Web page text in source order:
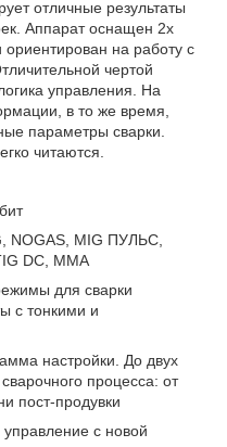
отличные результаты
Аппарат оснащен 2х
на работу с
чертой
управления. На
в то же время,
параметры сварки.
читаются.
NOGAS, MIG ПУЛЬС,
DC, MMA
для сварки
с тонкими и
настройки. До двух
процесса: от
пост-продувки
с новой